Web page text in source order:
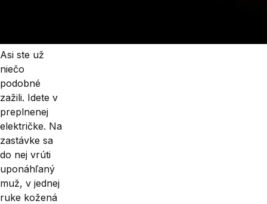
Asi ste už
niečo
podobné
zažili. Idete v
preplnenej
električke. Na
zastávke sa
do nej vrúti
uponáhľaný
muž, v jednej
ruke kožená